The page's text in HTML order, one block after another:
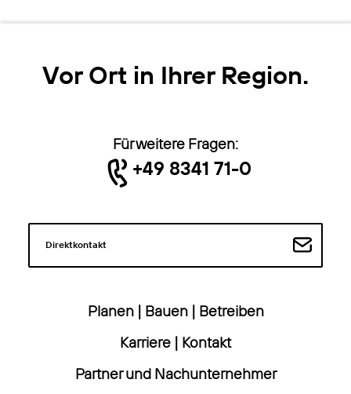
Vor Ort in Ihrer Region.
Für weitere Fragen:
+49 8341 71-0
Direktkontakt
Planen| Bauen| Betreiben
Karriere | Kontakt
Partner und Nachunternehmer